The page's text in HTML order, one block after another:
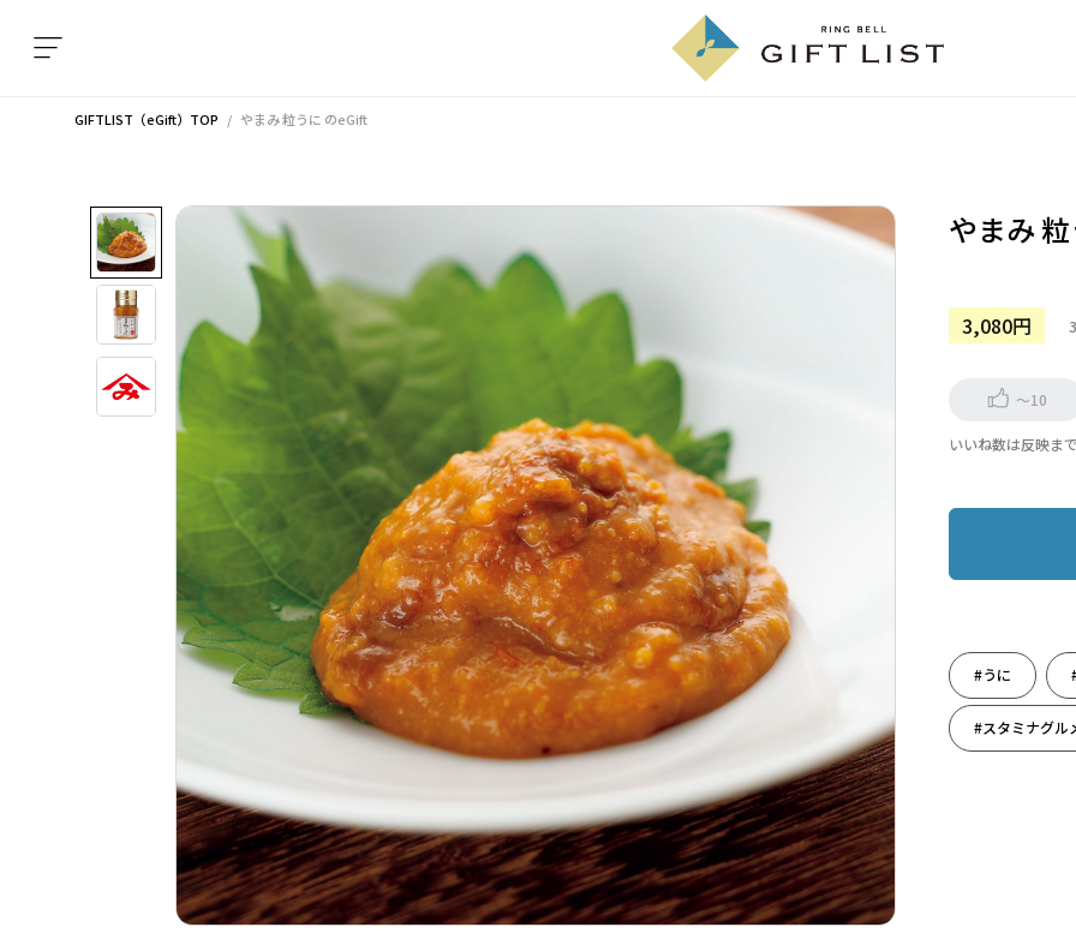
GIFTLIST（eGift）TOP やまみ 粒うに のeGift
やまみ
3,080円
～10
いいね数は反映ま
#うに
#スタミナグル